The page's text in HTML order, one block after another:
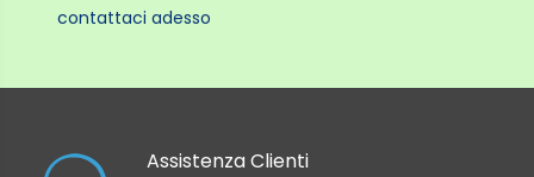
contattaci adesso
Assistenza Clienti